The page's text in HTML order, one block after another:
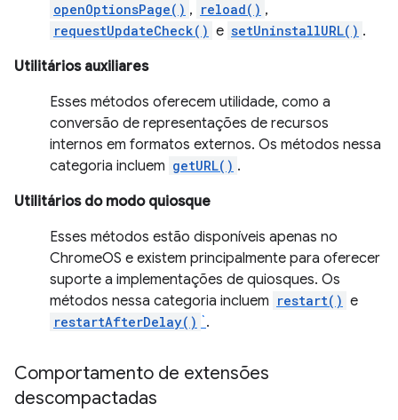
openOptionsPage() , reload() ,
requestUpdateCheck() e setUninstallURL() .
Utilitários auxiliares
Esses métodos oferecem utilidade, como a
conversão de representações de recursos
internos em formatos externos. Os métodos nessa
categoria incluem getURL() .
Utilitários do modo quiosque
Esses métodos estão disponíveis apenas no
ChromeOS e existem principalmente para oferecer
suporte a implementações de quiosques. Os
métodos nessa categoria incluem restart() e
restartAfterDelay() `.
Comportamento de extensões
descompactadas